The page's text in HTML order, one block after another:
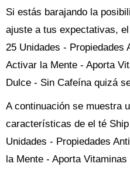
Si estás barajando la
ajuste a tus expectativas,
25 Unidades - Propiedades
Activar la Mente - Aporta
Dulce - Sin Cafeína quizá
A continuación se muestra
características de el té
Unidades - Propiedades
la Mente - Aporta